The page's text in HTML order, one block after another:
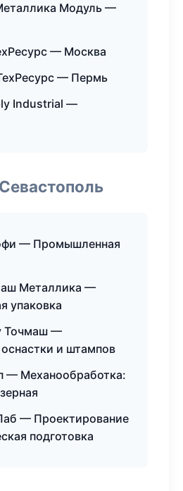
Модуль —
— Москва
— Пермь
Industrial —
— Промышленная
Металлика —
упаковка
Точмаш —
и штампов
— Механообработка:
— Проектирование
подготовка